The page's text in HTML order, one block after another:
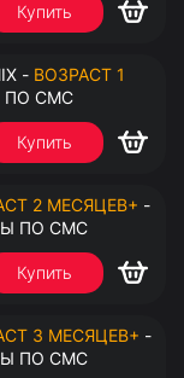
Купить
- ВОЗРАСТ 1
ПО СМС
Купить
2 МЕСЯЦЕВ+ -
ПО СМС
Купить
3 МЕСЯЦЕВ+ -
ПО СМС